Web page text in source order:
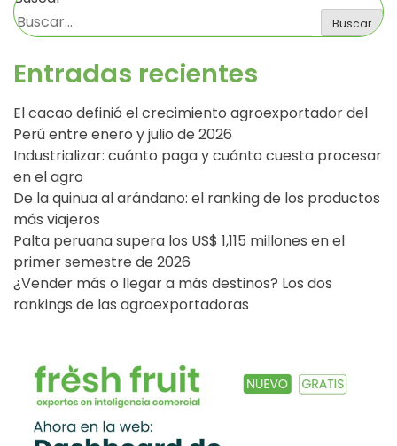
Buscar
Entradas recientes
El cacao definió el crecimiento agroexportador del
Perú entre enero y julio de 2026
Industrializar: cuánto paga y cuánto cuesta procesar
en el agro
De la quinua al arándano: el ranking de los productos
más viajeros
Palta peruana supera los US$ 1,115 millones en el
primer semestre de 2026
¿Vender más o llegar a más destinos? Los dos
rankings de las agroexportadoras